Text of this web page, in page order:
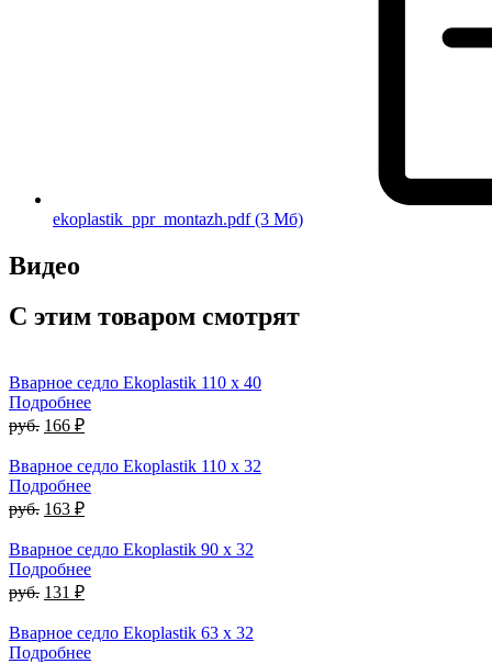
ekoplastik_ppr_montazh.pdf(3 Мб)
Видео
С этим товаром смотрят
Вварное седло Ekoplastik 110 x 40
Подробнее
руб. 166 ₽
Вварное седло Ekoplastik 110 x 32
Подробнее
руб. 163 ₽
Вварное седло Ekoplastik 90 x 32
Подробнее
руб. 131 ₽
Вварное седло Ekoplastik 63 x 32
Подробнее